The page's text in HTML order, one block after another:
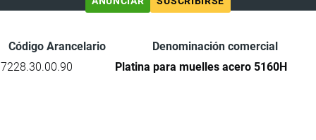
Código Arancelario
Denominación comercial
7228.30.00.90
Platina para muelles acero 5160H